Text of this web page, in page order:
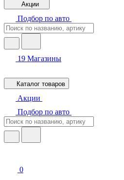
Акции
Подбор по авто
19 Магазины
Каталог товаров
Акции
Подбор по авто
0